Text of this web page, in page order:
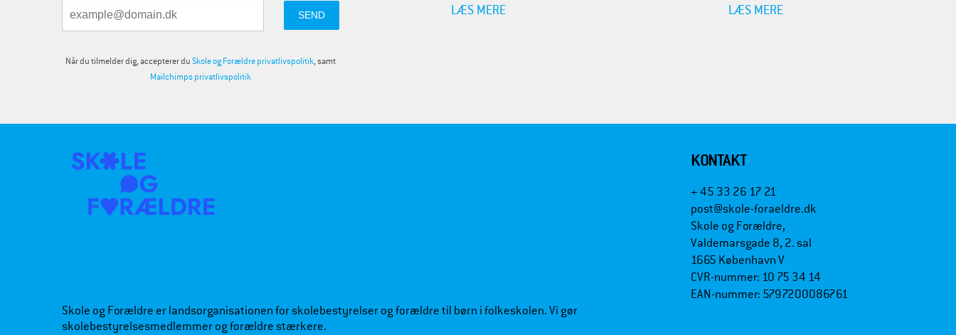
Når du tilmelder dig, accepterer duSkole og Forældre privatlivspolitik, samt
Mailchimps privatlivspolitik
LÆS MERE LÆS MERE
KONTAKT
+ 45 33 26 17 21
post@skole-foraeldre.dk
Skole og Forældre,
Valdemarsgade 8, 2. sal
1665 København V
CVR-nummer: 10 75 34 14
EAN-nummer: 5797200086761
Skole og Forældre er landsorganisationen for skolebestyrelser og forældre til børn i folkeskolen. Vi gør
skolebestyrelsesmedlemmer og forældre stærkere.